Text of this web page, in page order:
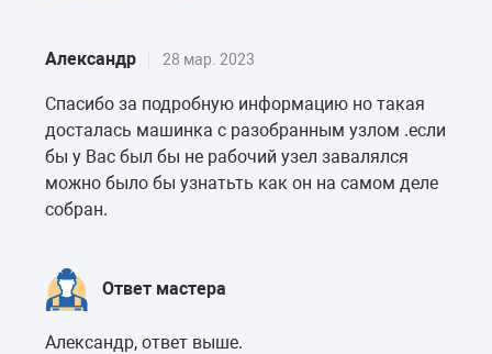
Александр 28 мар. 2023
Спасибо за подробную информацию но такая
досталась машинка с разобранным узлом .если
бы у Вас был бы не рабочий узел завалялся
можно было бы узнатьть как он на самом деле
собран.
Ответ мастера
Александр, ответ выше.